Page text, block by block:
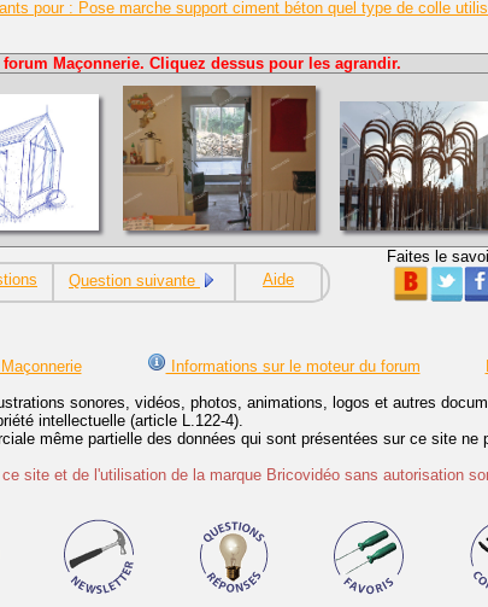
pour : Pose marche support ciment béton quel type de colle
Maçonnerie. Cliquez dessus pour les agrandir.
Question suivante Aide
Faites le
Informations sur le moteur du forum
sonores, vidéos, photos, animations, logos et autres
intellectuelle (article L.122-4).
même partielle des données qui sont présentées sur ce site ne
site et de l'utilisation de la marque Bricovidéo sans autorisation